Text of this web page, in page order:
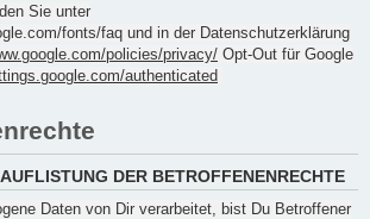
Sie unter
fonts/faq und in der Datenschutzerklärung
policies/privacy/ Opt-Out für Google
authenticated
DER BETROFFENENRECHTE
Daten von Dir verarbeitet, bist Du Betroffener